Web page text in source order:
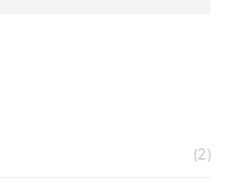
(2)